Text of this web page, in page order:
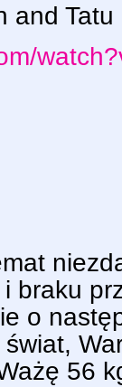
and
braku
o
56